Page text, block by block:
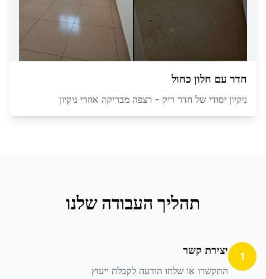
חדר עם חלון כחול
ניקיון יסודי של חדר ריק - רצפה מבריקה אחרי ניקיון
תהליך העבודה שלנו
1 יצירת קשר
התקשרו או שלחו הודעה לקבלת ייעוץ